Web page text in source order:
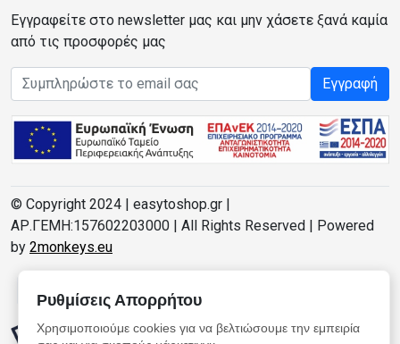
Εγγραφείτε στο newsletter μας και μην χάσετε ξανά καμία
από τις προσφορές μας
Email address Εγγραφή
© Copyright 2024 | easytoshop.gr |
ΑΡ.ΓΕΜΗ:157602203000 | All Rights Reserved | Powered
by 2monkeys.eu
Ρυθμίσεις Απορρήτου
Χρησιμοποιούμε cookies για να βελτιώσουμε την εμπειρία